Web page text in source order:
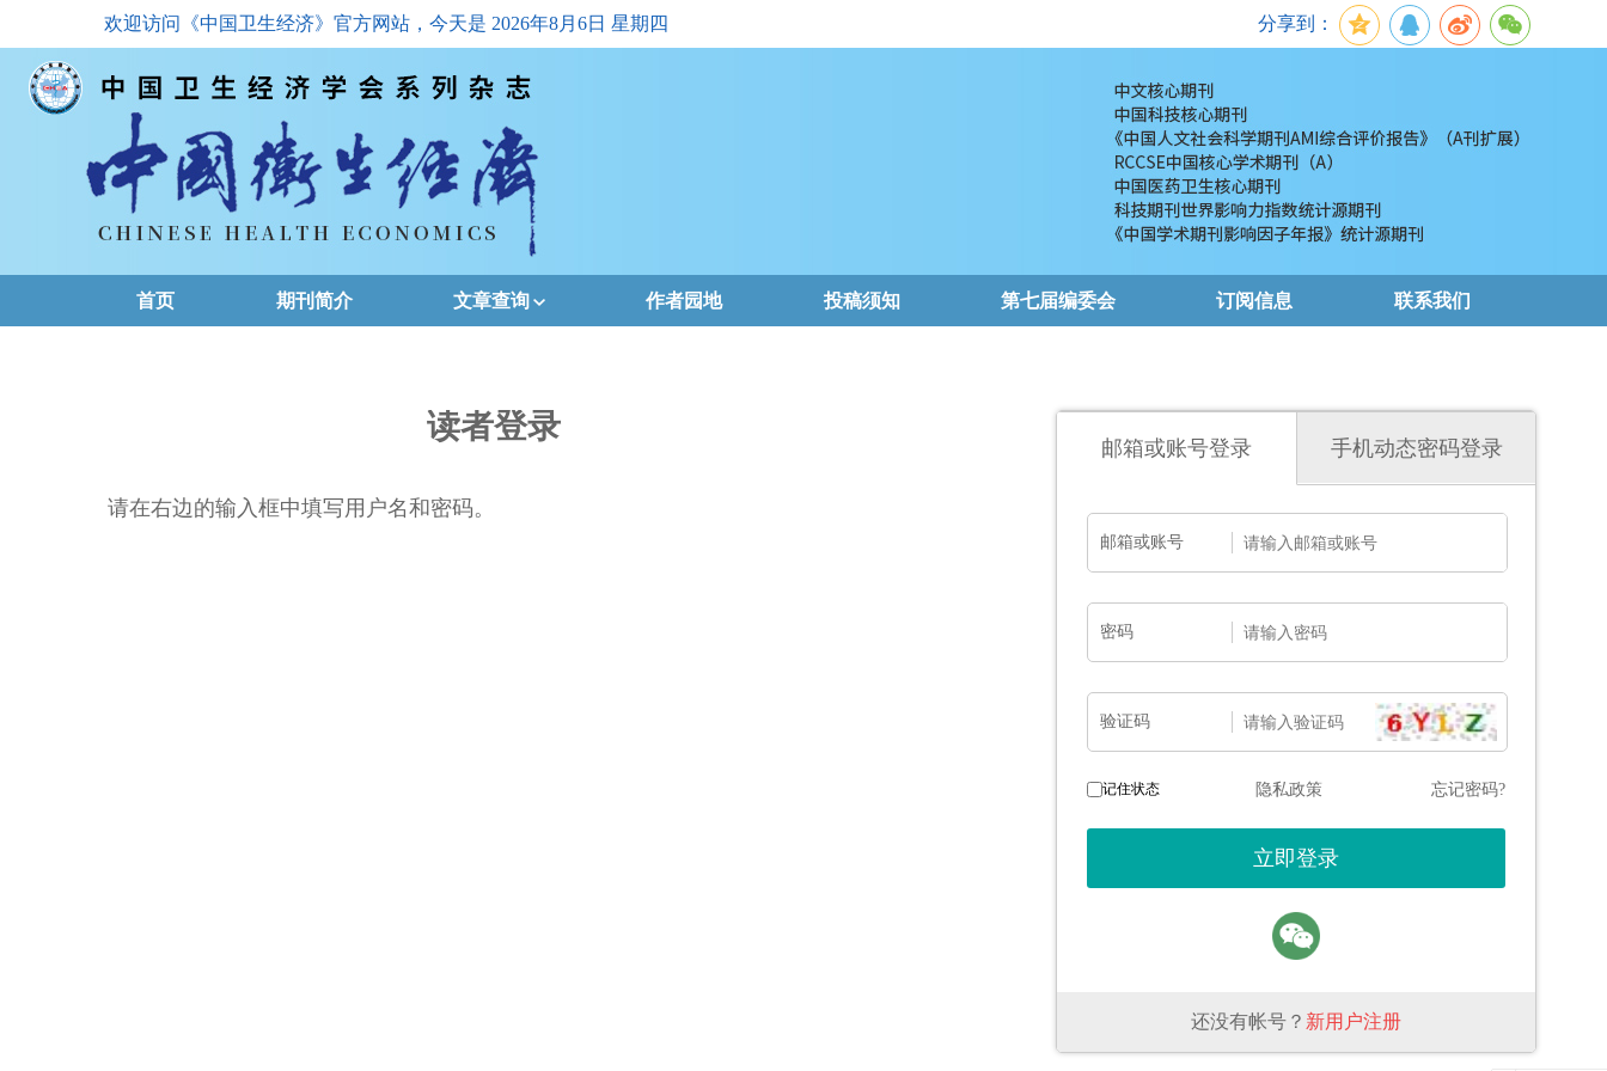
欢迎访问《中国卫生经济》官方网站，今天是 2026年8月6日 星期四 分享到：
首页 期刊简介 文章查询
下载排名
作者园地 投稿须知 第七届编委会 订阅信息 联系我们
读者登录
请在右边的输入框中填写用户名和密码。
邮箱或账号登录 手机动态密码登录
邮箱或账号
密码
验证码
记住状态 隐私政策 忘记密码?
还没有帐号？ 新用户注册